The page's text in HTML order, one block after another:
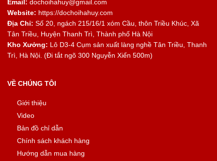
Email: dochoihahuy@gmail.com
Website: https://dochoihahuy.com
Địa Chỉ: Số 20, ngách 215/16/1 xóm Cầu, thôn Triều Khúc, Xã
Tân Triều, Huyện Thanh Trì, Thành phố Hà Nội
Kho Xưởng: Lô D3-4 Cụm sản xuất làng nghề Tân Triều, Thanh
Trì, Hà Nội. (Đi tắt ngõ 300 Nguyễn Xiển 500m)
VỀ CHÚNG TÔI
Giới thiệu
Video
Bản đồ chỉ dẫn
Chính sách khách hàng
Hướng dẫn mua hàng